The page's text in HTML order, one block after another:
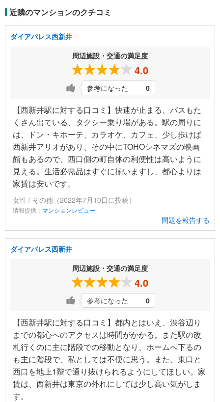
近隣のマンションのクチコミ
ダイアパレス西新井
周辺施設・交通の満足度
4.0
参考になった 0
【西新井駅に対する口コミ】快速が止まる、バスもた
くさん出ている、タクシー乗り場がある。駅の周りに
は、ドン・キホーテ、カラオケ、カフェ、少し歩けば
西新井アリオがあり、その中にTOHOシネマズの映画
館もあるので、西口側の町自体の利便性は高いように
見える。生活必需品はすぐに揃いますし、都心よりは
家賃は安いです。
女性 / その他（2022年7月10日に投稿）
情報提供： マンションレビュー
問題を報告する
ダイアパレス西新井
周辺施設・交通の満足度
4.0
参考になった 0
【西新井駅に対する口コミ】都内とはいえ、渋谷辺り
までの都心へのアクセスは時間がかかる。また駅の改
札行くのに主に階段での移動となり、ホームへ下るの
も主に階段で、私としては不便に思う。また、東口と
西口を地上1階で通り抜けられるようにしてほしい。家
賃は、西新井は東京の外れにしては少し高い気がしま
す。